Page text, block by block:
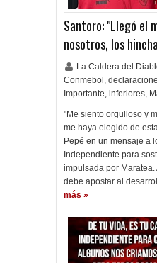
Santoro: "Llegó el
nosotros, los
La Caldera del
Conmebol ,
Importante, inferiores,
"Me siento orgulloso y
me haya elegido de
Pepé en un mensaje a
Independiente para
impulsada por
debe apostar al
más »